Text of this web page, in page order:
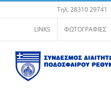
στο
περιεχόμενο
Τηλ: 28310 29741
LINKS ΦΩΤΟΓΡΑΦΙΕΣ